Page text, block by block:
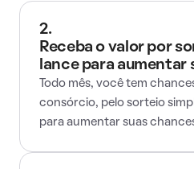
2.
Receba o valor por
lance para aumentar
Todo mês, você tem
consórcio, pelo sorteio
para aumentar suas